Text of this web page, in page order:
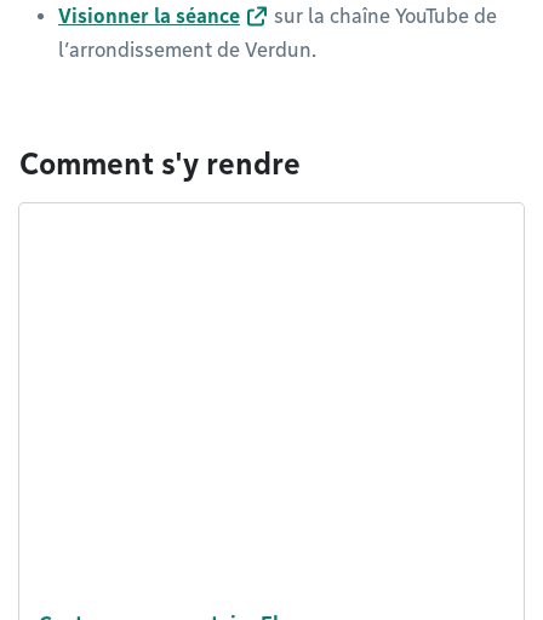
Visionner la séance
sur la chaîne YouTube de
l’arrondissement de Verdun.
Comment s'y rendre